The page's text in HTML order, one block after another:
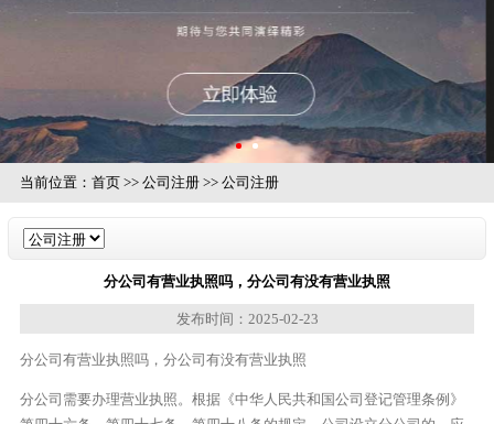
当前位置： 首页>> 公司注册>> 公司注册
分公司有营业执照吗，分公司有没有营业执照
发布时间：2025-02-23
分公司有营业执照吗，分公司有没有营业执照
分公司需要办理营业执照。根据《中华人民共和国公司登记管理条例》